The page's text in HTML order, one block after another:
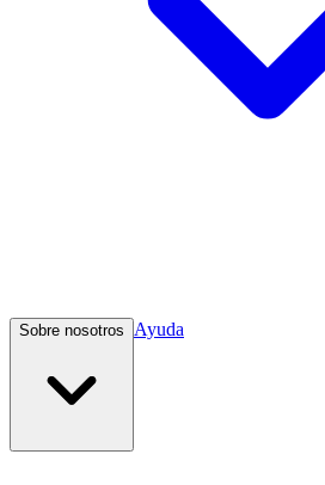
Sobre nosotros Ayuda